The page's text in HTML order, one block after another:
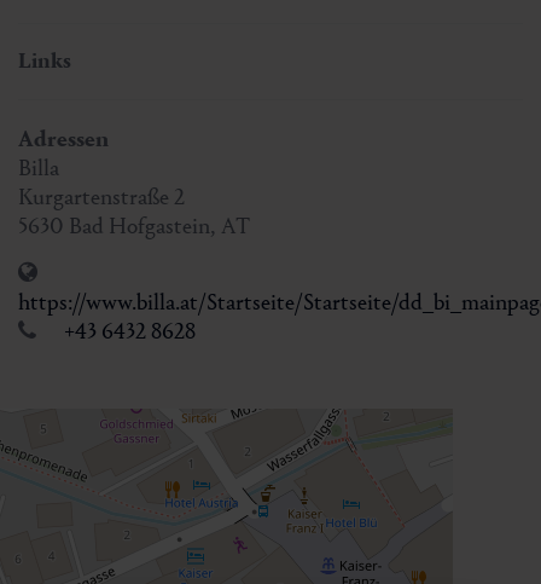
Links
Adressen
Billa
Kurgartenstraße 2
5630 Bad Hofgastein, AT
https://www.billa.at/Startseite/Startseite/
+43 6432 8628